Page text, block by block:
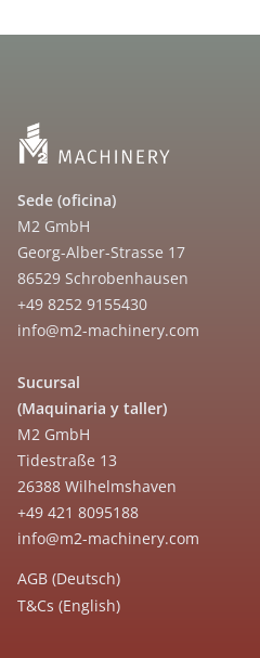
Sede (oficina)
M2 GmbH
Georg-Alber-Strasse 17
86529 Schrobenhausen
+49 8252 9155430
info@m2-machinery.com
Sucursal
(Maquinaria y taller)
M2 GmbH
Tidestraße 13
26388 Wilhelmshaven
+49 421 8095188
info@m2-machinery.com
AGB (Deutsch)
T&Cs (English)